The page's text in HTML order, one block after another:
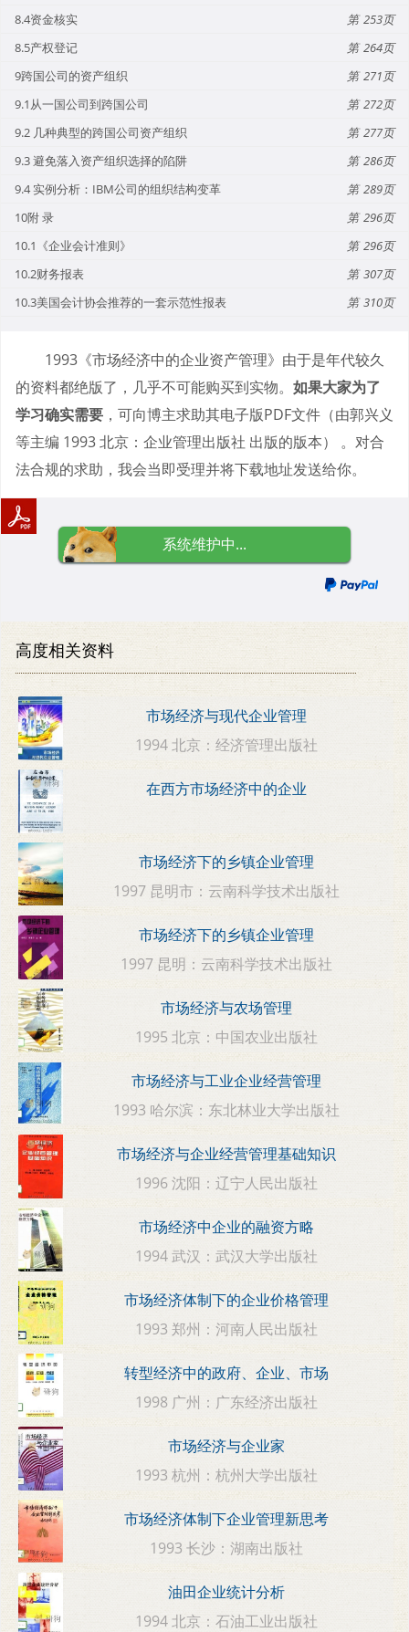
8.4资金核实
253
8.5产权登记
264
9跨国公司的资产组织
271
9.1从一国公司到跨国公司
272
9.2 几种典型的跨国公司资产组织
277
9.3 避免落入资产组织选择的陷阱
286
9.4 实例分析：IBM公司的组织结构变革
289
10附 录
296
10.1《企业会计准则》
296
10.2财务报表
307
10.3美国会计协会推荐的一套示范性报表
310
1993《市场经济中的企业资产管理》由于是年代较久
的资料都绝版了，几乎不可能购买到实物。 如果大家为了
学习确实需要 ，可向博主求助其电子版PDF文件（由郭兴义
等主编 1993 北京：企业管理出版社 出版的版本） 。对合
法合规的求助，我会当即受理并将下载地址发送给你。
系统维护中...
高度相关资料
市场经济与现代企业管理
1994 北京：经济管理出版社
在西方市场经济中的企业
市场经济下的乡镇企业管理
1997 昆明市：云南科学技术出版社
市场经济下的乡镇企业管理
1997 昆明：云南科学技术出版社
市场经济与农场管理
1995 北京：中国农业出版社
市场经济与工业企业经营管理
1993 哈尔滨：东北林业大学出版社
市场经济与企业经营管理基础知识
1996 沈阳：辽宁人民出版社
市场经济中企业的融资方略
1994 武汉：武汉大学出版社
市场经济体制下的企业价格管理
1993 郑州：河南人民出版社
转型经济中的政府、企业、市场
1998 广州：广东经济出版社
市场经济与企业家
1993 杭州：杭州大学出版社
市场经济体制下企业管理新思考
1993 长沙：湖南出版社
油田企业统计分析
1994 北京：石油工业出版社